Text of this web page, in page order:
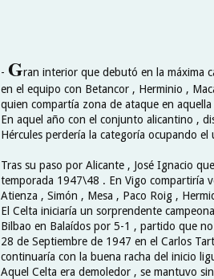
- Gran interior que debutó en la máxima
en el equipo con Betancor , Herminio ,
quien compartía zona de ataque en
En aquel año con el conjunto alicantino ,
Hércules perdería la categoría ocupando
Tras su paso por Alicante , José Ignacio
temporada 1947\48 . En Vigo compartiría
Atienza , Simón , Mesa , Paco Roig ,
El Celta iniciaría un sorprendente
Bilbao en Balaídos por 5-1 , partido que
28 de Septiembre de 1947 en el Carlos
continuaría con la buena racha del inicio
Aquel Celta era demoledor , se mantuvo